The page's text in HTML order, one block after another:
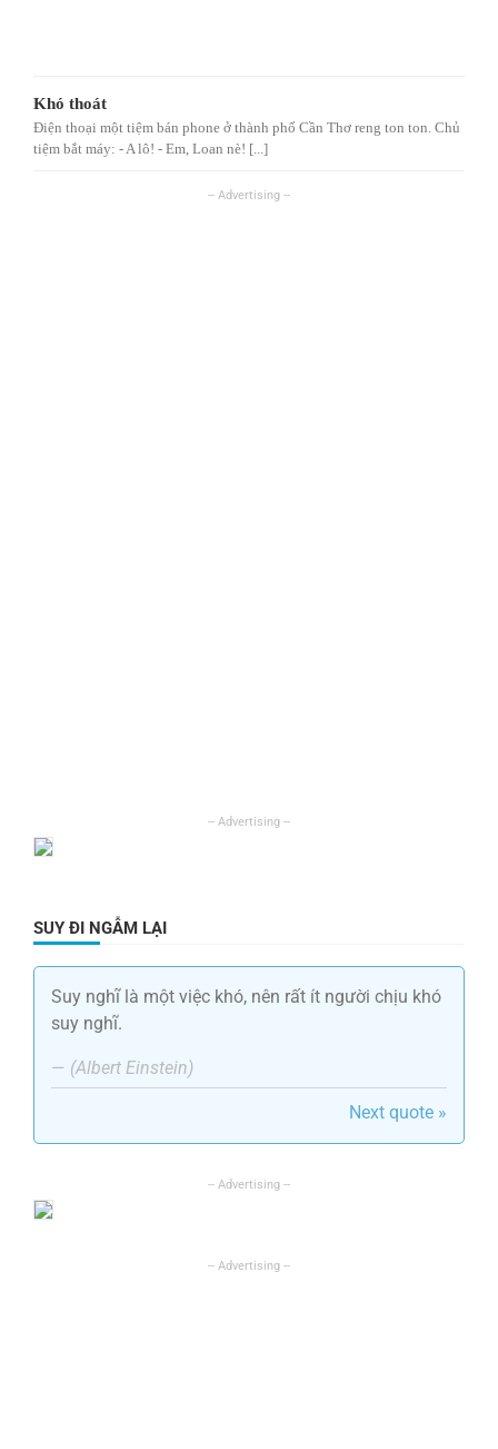
Khó thoát
Điện thoại một tiệm bán phone ở thành phố Cần Thơ reng ton ton. Chủ
tiệm bắt máy: - A lô! - Em, Loan nè! [...]
SUY ĐI NGẪM LẠI
Suy nghĩ là một việc khó, nên rất ít người chịu khó
suy nghĩ.
— (Albert Einstein)
Next quote »